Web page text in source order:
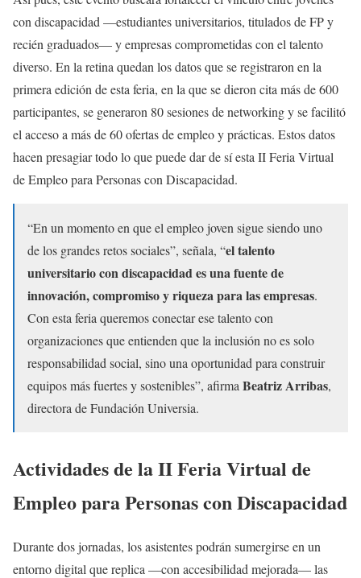
con discapacidad —estudiantes universitarios, titulados de FP y
recién graduados— y empresas comprometidas con el talento
diverso. En la retina quedan los datos que se registraron en la
primera edición de esta feria, en la que se dieron cita más de 600
participantes, se generaron 80 sesiones de networking y se facilitó
el acceso a más de 60 ofertas de empleo y prácticas. Estos datos
hacen presagiar todo lo que puede dar de sí esta II Feria Virtual
de Empleo para Personas con Discapacidad.
“En un momento en que el empleo joven sigue siendo uno
de los grandes retos sociales”, señala, “el talento
universitario con discapacidad es una fuente de
innovación, compromiso y riqueza para las empresas.
Con esta feria queremos conectar ese talento con
organizaciones que entienden que la inclusión no es solo
responsabilidad social, sino una oportunidad para construir
equipos más fuertes y sostenibles”, afirma Beatriz Arribas,
directora de Fundación Universia.
Actividades de la II Feria Virtual de
Empleo para Personas con Discapacidad
Durante dos jornadas, los asistentes podrán sumergirse en un
entorno digital que replica —con accesibilidad mejorada— las